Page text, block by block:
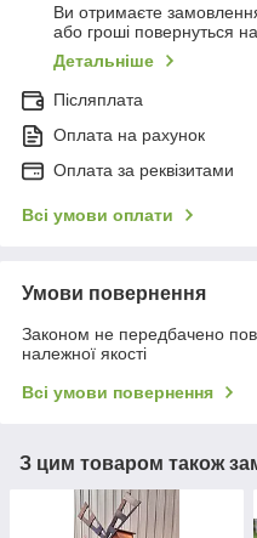
Ви отримаєте
або гроші повернуться
Детальніше
Післяплата
Оплата на рахунок
Оплата за реквізитами
Всі умови оплати
Умови повернення
Законом не передбачено
належної якості
Всі умови повернення
З цим товаром також